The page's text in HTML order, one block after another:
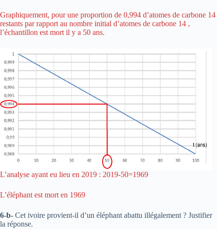
Graphiquement, pour une proportion de 0,994 d’atomes de carbone 14
restants par rapport au nombre initial d’atomes de carbone 14 ,
l’échantillon est mort il y a 50 ans.
L’analyse ayant eu lieu en 2019 : 2019-50=1969
L’éléphant est mort en 1969
6-b- Cet ivoire provient-il d’un éléphant abattu illégalement ? Justifier
la réponse.